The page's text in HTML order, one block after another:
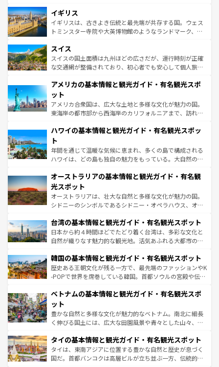
香り高いラベンダー畑など、多彩な楽しみ方が可能だ。さ
らに、パリ以外の地域にも魅力が溢れており、どの街角に
も豊かな歴史と文化が息づいている。パリ以外の個性あふ
を参照してほしい。
顔を持つこの国は、どこを歩いても飽きることがない。ベ
ルリンの文化的活気、バイエルン州のアルプスの絶景、そ
してライン川沿いのワイン畑といった風景は必見。ビール
は、お酒好きな人にはぜひ体験してほしい。 なお、新着の
ドイツ情報はコンテンツ一覧を参照してほしい。
イギリス
イギリスは、古きよき伝統と最先端が共存する国。ウェス
トミンスター寺院や大英博物館のようなランドマーク、歴
リアごとに異なる魅力がある。また、優雅なアフタヌーン
ティー、ビール好きにはたまらない英国パブ、サッカー観
戦など、本場だからこそできる体験も豊富。イギリスを旅
ンツ一覧を参照してほしい。
スイス
スイスの国土面積は九州ほどの広さだが、運行時刻が正確
な交通網が整備されており、初心者でも安心して個人旅行
の建物がそのまま残る町や、スイスならではのユニークな
博物館もあり、アルプス観光だけでなく町歩きも満喫する
ことができる。国民の所得が高いため物価も高いが、旅行
者向けの交通パス提供のサービスもあり、うまく活用すれ
着のスイス情報はコンテンツ一覧を参照してほしい。
アメリカの基本情報と観光ガイド・有名観光スポ
ット
アメリカ合衆国は、広大な土地と多様な文化が魅力の国。
東海岸の都市部から西海岸のカリフォルニアまで、訪れる
のような巨大都市は、観光、ショッピング、エンターテイ
ンメントが詰まった刺激的なスポットだ。一方、アメリカ
西部には大自然が広がり、グランドキャニオンやイエロー
ストーン国立公園といった絶景が堪能できる。さらに、南
文化が魅力。旅行者はアメリカの各地域で異なる魅力を楽
しみながら、その多様性と豊かな歴史を感じることができ
るだろう。車でのロードトリップや列車の旅も、アメリカ
ならではの贅沢な旅のスタイルだ。 なお、新着のアメリカ
情報は コンテンツ一覧 を参照してほしい。
ハワイの基本情報と観光ガイド・有名観光スポッ
ト
年間を通じて温暖な気候に恵まれ、多くの島で構成される
ハワイは、どの島も独自の魅力をもっている。大自然の神
ワイ島は見逃せない。また、定番の観光地といえばオアフ
島だが、静かな自然を求めるならマウイ島やカウアイ島が
おすすめ。エメラルドグリーンに輝く海をはじめ、豊かな
文化や歴史が息づいている。「アロハスピリット」と呼ば
人々、おいしいローカルフードやハワイアンミュージッ
ク、伝統的なフラダンスなど、すべてがハワイの魅力を彩
っている。訪れるたびに新しい発見と感動が待っているハ
はコンテンツ一覧を参照してほしい。
オーストラリアの基本情報と観光ガイド・有名観
光スポット
オーストラリアは、壮大な自然と多様な文化が魅力の国。
シドニーのシンボルであるシドニー・オペラハウス、オー
リアリーフや大陸中央部にそびえるウルル（エアーズロッ
ク）、タスマニアの美しい原生林やケアンズの熱帯雨林な
ど、見どころがたくさん。また、カフェやワイン、オージ
いる。アクティビティも充実しており、サーフィンやダイ
ビング、ハイキングなど、アウトドア好きにはたまらな
い。オーストラリアの多彩な魅力を存分に味わいつくそ
参照してほしい。
台湾の基本情報と観光ガイド・有名観光スポット
日本から約４時間ほどでたどり着く台湾は、多彩な文化と
自然が織りなす魅力的な観光地。活気あふれる大都市の台
ン）、静ひつな山岳地帯である台湾東部など、都市の喧騒
と山間の静けさが共存しており、訪れる人に新しい発見と
驚きをもたらしてくれる。また、奥深い台湾の食文化も魅
容にもいいと評判のスイーツなど、バラエティ豊かな料理
照してほしい。
韓国の基本情報と観光ガイド・有名観光スポット
歴史ある王朝文化が残る一方で、最先端のファッションやK
-POPで世界を席巻している韓国。首都ソウルの宮殿や伝統
き、地方に足を延ばせば四季折々の自然美を楽しむことが
できる。そして、キムチや焼肉、絶品のストリートフード
まで、さまざまな韓国料理が待っている。夜には、韓国な
らではのナイトライフも堪能できる。あたたかいホスピタ
わってみてほしい。 なお、新着の韓国情報はコンテンツ一
覧 を参照してほしい。
ベトナムの基本情報と観光ガイド・有名観光スポ
ット
豊かな自然と多様な文化が魅力的なベトナム。南北に細長
く伸びる国土には、広大な田園風景や青々とした山々、世
急速な発展と共に伝統が息づく。ハノイの古い町並みやホ
ーチミン市のフランス統治時代の建物も、独特の雰囲気を
醸し出している。また、バラエティの豊かさとおいしさで
タイの基本情報と観光ガイド・有名観光スポット
タイは、東南アジアに位置する豊かな自然と歴史が息づく
国だ。首都バンコクは高層ビルが立ち並ぶ一方、伝統的な